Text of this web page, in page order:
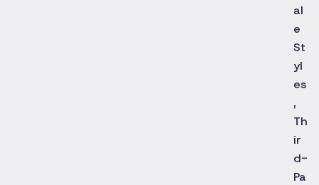
al
e
St
yl
es
,
Th
ir
d-
Pa